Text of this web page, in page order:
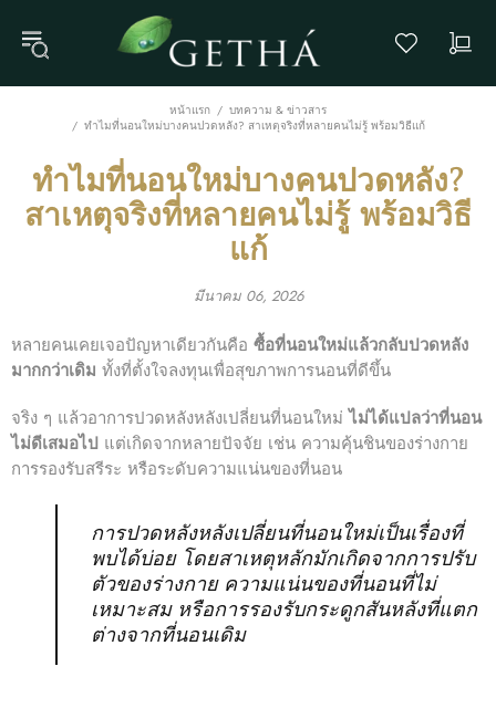
หน้าแรก
บทความ & ข่าวสาร
ทำไมที่นอนใหม่บางคนปวดหลัง? สาเหตุจริงที่หลายคนไม่รู้ พร้อมวิธีแก้
ทำไมที่นอนใหม่บางคนปวดหลัง?
สาเหตุจริงที่หลายคนไม่รู้ พร้อมวิธี
แก้
มีนาคม 06, 2026
หลายคนเคยเจอปัญหาเดียวกันคือ ซื้อที่นอนใหม่แล้วกลับปวดหลัง
มากกว่าเดิม ทั้งที่ตั้งใจลงทุนเพื่อสุขภาพการนอนที่ดีขึ้น
จริง ๆ แล้วอาการปวดหลังหลังเปลี่ยนที่นอนใหม่ไม่ได้แปลว่าที่นอน
ไม่ดีเสมอไป แต่เกิดจากหลายปัจจัย เช่น ความคุ้นชินของร่างกาย
การรองรับสรีระ หรือระดับความแน่นของที่นอน
การปวดหลังหลังเปลี่ยนที่นอนใหม่เป็นเรื่องที่
พบได้บ่อย โดยสาเหตุหลักมักเกิดจากการปรับ
ตัวของร่างกาย ความแน่นของที่นอนที่ไม่
เหมาะสม หรือการรองรับกระดูกสันหลังที่แตก
ต่างจากที่นอนเดิม